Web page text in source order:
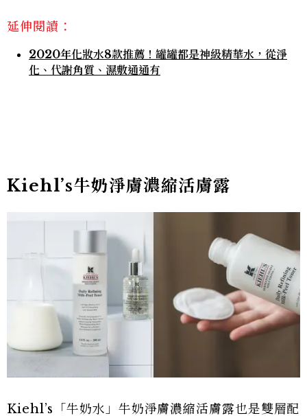
延伸閱讀：
2020年化妝水8款推薦！罐罐都是神級精華水，從淨
化、代謝角質、濕敷通通有
Kiehl’s牛奶淨膚濃縮活膚露
Kiehl’s「牛奶水」牛奶淨膚濃縮活膚露也是雙層配